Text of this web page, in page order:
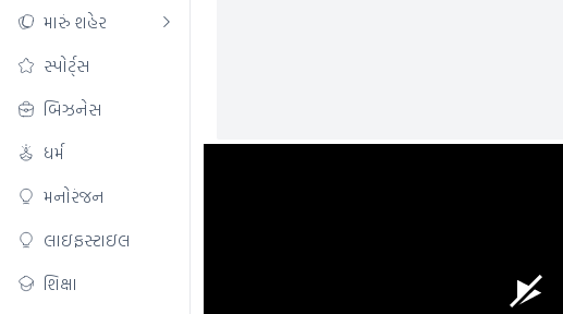
મારું શહેર
સ્પોર્ટ્સ
બિઝનેસ
ધર્મ
મનોરંજન
લાઇફસ્ટાઇલ
શિક્ષા